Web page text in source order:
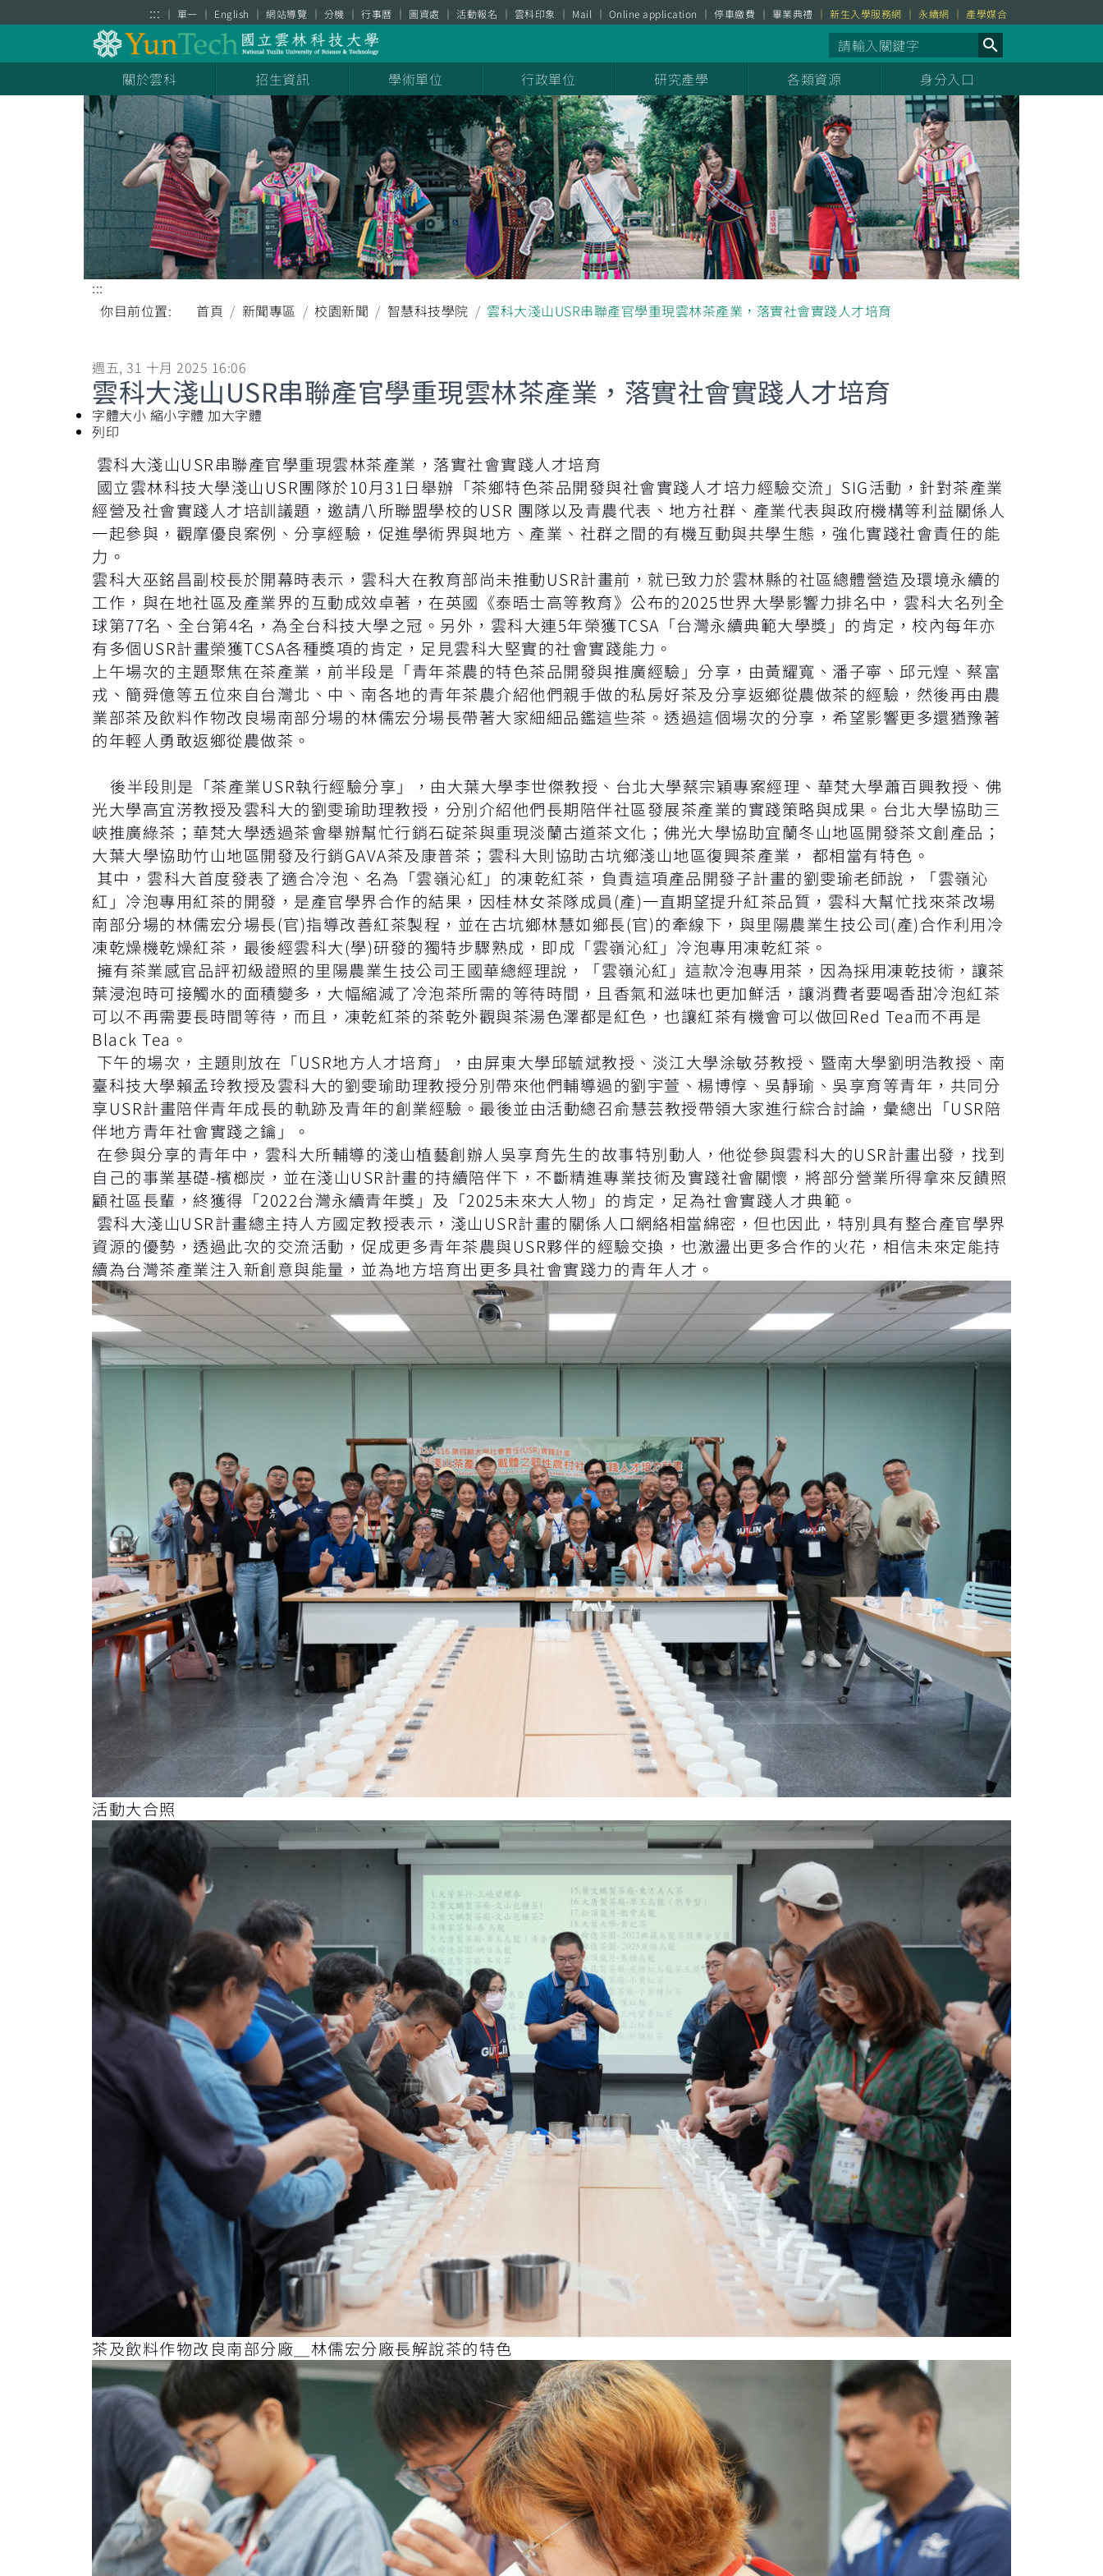
::: 單一 English 網站導覽 分機 行事曆 圖資處 活動報名 雲科印象 Mail Online application 停車繳費 畢業典禮 新生入學服務網 永續網 產學媒合
關於雲科 招生資訊 學術單位 行政單位 研究產學 各類資源 身分入口
:::
你目前位置:
首頁 新聞專區 校園新聞 智慧科技學院 雲科大淺山USR串聯產官學重現雲林茶產業，落實社會實踐人才培育
週五, 31 十月 2025 16:06
雲科大淺山USR串聯產官學重現雲林茶產業，落實社會實踐人才培育
字體大小 縮小字體 加大字體
列印
雲科大淺山USR串聯產官學重現雲林茶產業，落實社會實踐人才培育
國立雲林科技大學淺山USR團隊於10月31日舉辦「茶鄉特色茶品開發與社會實踐人才培力經驗交流」SIG活動，針對茶產業
經營及社會實踐人才培訓議題，邀請八所聯盟學校的USR 團隊以及青農代表、地方社群、產業代表與政府機構等利益關係人
一起參與，觀摩優良案例、分享經驗，促進學術界與地方、產業、社群之間的有機互動與共學生態，強化實踐社會責任的能
力。
雲科大巫銘昌副校長於開幕時表示，雲科大在教育部尚未推動USR計畫前，就已致力於雲林縣的社區總體營造及環境永續的
工作，與在地社區及產業界的互動成效卓著，在英國《泰晤士高等教育》公布的2025世界大學影響力排名中，雲科大名列全
球第77名、全台第4名，為全台科技大學之冠。另外，雲科大連5年榮獲TCSA「台灣永續典範大學獎」的肯定，校內每年亦
有多個USR計畫榮獲TCSA各種獎項的肯定，足見雲科大堅實的社會實踐能力。
上午場次的主題聚焦在茶產業，前半段是「青年茶農的特色茶品開發與推廣經驗」分享，由黃耀寬、潘子寧、邱元煌、蔡富
戎、簡舜億等五位來自台灣北、中、南各地的青年茶農介紹他們親手做的私房好茶及分享返鄉從農做茶的經驗，然後再由農
業部茶及飲料作物改良場南部分場的林儒宏分場長帶著大家細細品鑑這些茶。透過這個場次的分享，希望影響更多還猶豫著
的年輕人勇敢返鄉從農做茶。
後半段則是「茶產業USR執行經驗分享」，由大葉大學李世傑教授、台北大學蔡宗穎專案經理、華梵大學蕭百興教授、佛
光大學高宜淓教授及雲科大的劉雯瑜助理教授，分別介紹他們長期陪伴社區發展茶產業的實踐策略與成果。台北大學協助三
峽推廣綠茶；華梵大學透過茶會舉辦幫忙行銷石碇茶與重現淡蘭古道茶文化；佛光大學協助宜蘭冬山地區開發茶文創產品；
大葉大學協助竹山地區開發及行銷GAVA茶及康普茶；雲科大則協助古坑鄉淺山地區復興茶產業， 都相當有特色。
其中，雲科大首度發表了適合冷泡、名為「雲嶺沁紅」的凍乾紅茶，負責這項產品開發子計畫的劉雯瑜老師說，「雲嶺沁
紅」冷泡專用紅茶的開發，是產官學界合作的結果，因桂林女茶隊成員(產)一直期望提升紅茶品質，雲科大幫忙找來茶改場
南部分場的林儒宏分場長(官)指導改善紅茶製程，並在古坑鄉林慧如鄉長(官)的牽線下，與里陽農業生技公司(產)合作利用冷
凍乾燥機乾燥紅茶，最後經雲科大(學)研發的獨特步驟熟成，即成「雲嶺沁紅」冷泡專用凍乾紅茶。
擁有茶業感官品評初級證照的里陽農業生技公司王國華總經理說，「雲嶺沁紅」這款冷泡專用茶，因為採用凍乾技術，讓茶
葉浸泡時可接觸水的面積變多，大幅縮減了冷泡茶所需的等待時間，且香氣和滋味也更加鮮活，讓消費者要喝香甜冷泡紅茶
可以不再需要長時間等待，而且，凍乾紅茶的茶乾外觀與茶湯色澤都是紅色，也讓紅茶有機會可以做回Red Tea而不再是
Black Tea。
下午的場次，主題則放在「USR地方人才培育」，由屏東大學邱毓斌教授、淡江大學涂敏芬教授、暨南大學劉明浩教授、南
臺科技大學賴孟玲教授及雲科大的劉雯瑜助理教授分別帶來他們輔導過的劉宇萱、楊博惇、吳靜瑜、吳享育等青年，共同分
享USR計畫陪伴青年成長的軌跡及青年的創業經驗。最後並由活動總召俞慧芸教授帶領大家進行綜合討論，彙總出「USR陪
伴地方青年社會實踐之鑰」。
在參與分享的青年中，雲科大所輔導的淺山植藝創辦人吳享育先生的故事特別動人，他從參與雲科大的USR計畫出發，找到
自己的事業基礎-檳榔炭，並在淺山USR計畫的持續陪伴下，不斷精進專業技術及實踐社會關懷，將部分營業所得拿來反饋照
顧社區長輩，終獲得「2022台灣永續青年獎」及「2025未來大人物」的肯定，足為社會實踐人才典範。
雲科大淺山USR計畫總主持人方國定教授表示，淺山USR計畫的關係人口網絡相當綿密，但也因此，特別具有整合產官學界
資源的優勢，透過此次的交流活動，促成更多青年茶農與USR夥伴的經驗交換，也激盪出更多合作的火花，相信未來定能持
續為台灣茶產業注入新創意與能量，並為地方培育出更多具社會實踐力的青年人才。
活動大合照
茶及飲料作物改良南部分廠＿林儒宏分廠長解說茶的特色